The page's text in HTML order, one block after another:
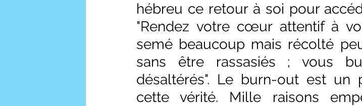
hébreu ce retour à soi pour
"Rendez votre cœur attentif à
semé beaucoup mais récolté
sans être rassasiés ; vous
désaltérés". Le burn-out est un
cette vérité. Mille raisons